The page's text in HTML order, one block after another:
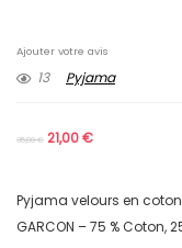
Ajouter votre avis
13 Pyjama
35,00€ 21,00€
Pyjama velours en coton
GARCON – 75 % Coton,